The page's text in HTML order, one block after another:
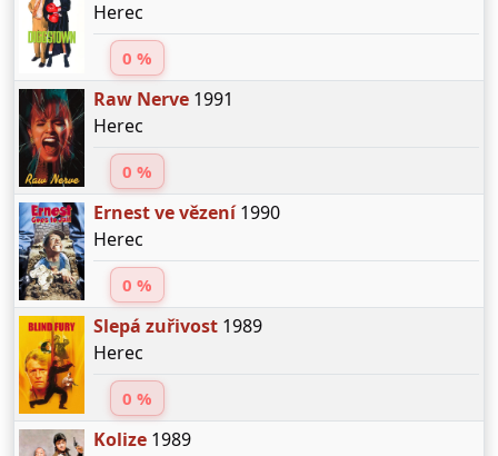
Herec
0 %
Raw Nerve1991
Herec
0 %
Ernest ve vězení1990
Herec
0 %
Slepá zuřivost1989
Herec
0 %
Kolize1989